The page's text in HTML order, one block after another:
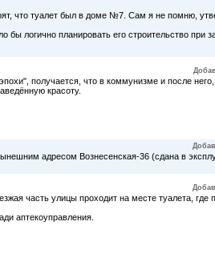
что туалет был в доме №7. Сам я не помню,
логично планировать его строительство при
получается, что в коммунизме и после него,
красоту.
адресом Вознесенская-36 (сдана в
часть улицы проходит на месте туалета, где
аптекоуправления.